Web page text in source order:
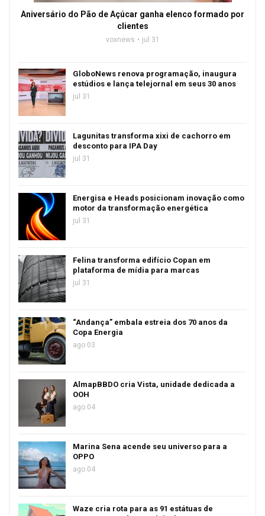
Aniversário do Pão de Açúcar ganha elenco formado por
clientes
voxnews jul 31
GloboNews renova programação, inaugura
estúdios e lança telejornal em seus 30 anos
jul 31
Lagunitas transforma xixi de cachorro em
desconto para IPA Day
jul 31
Energisa e Heads posicionam inovação como
motor da transformação energética
jul 31
Felina transforma edifício Copan em
plataforma de mídia para marcas
jul 31
“Andança” embala estreia dos 70 anos da
Copa Energia
ago 03
AlmapBBDO cria Vista, unidade dedicada a
OOH
ago 04
Marina Sena acende seu universo para a
OPPO
ago 04
Waze cria rota para as 91 estátuas de